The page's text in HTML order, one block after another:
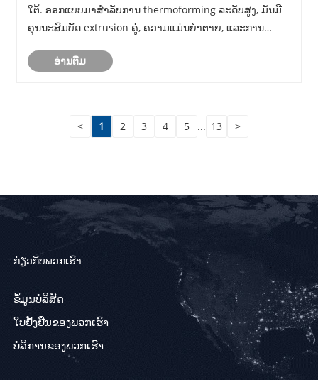
ໃຕ້. ອອກແບບມາສໍາລັບການ thermoforming ລະດັບສູງ, ມັນມີ
ຄຸນນະສົມບັດ extrusion ຄູ່, ຄວາມແມ່ນຍໍາຕາຍ, ແລະການ
1200mm ກວ້າງ, 1-6mm) ປະສິດທິພາບສູງສຸດ. ຄົ້ນ......
ອ່ານ​ຕື່ມ
< 1 2 3 4 5 ... 13 >
ກ່ຽວກັບພວກເຮົາ
ຂໍ້ມູນບໍລິສັດ
ໃບຢັ້ງຢືນຂອງພວກເຮົາ
ບໍລິການຂອງພວກເຮົາ